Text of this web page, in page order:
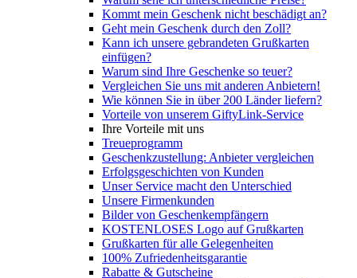
Kommt mein Geschenk nicht beschädigt an?
Geht mein Geschenk durch den Zoll?
Kann ich unsere gebrandeten Grußkarten
einfügen?
Warum sind Ihre Geschenke so teuer?
Vergleichen Sie uns mit anderen Anbietern!
Wie können Sie in über 200 Länder liefern?
Vorteile von unserem GiftyLink-Service
Ihre Vorteile mit uns
Treueprogramm
Geschenkzustellung: Anbieter vergleichen
Erfolgsgeschichten von Kunden
Unser Service macht den Unterschied
Unsere Firmenkunden
Bilder von Geschenkempfängern
KOSTENLOSES Logo auf Grußkarten
Grußkarten für alle Gelegenheiten
100% Zufriedenheitsgarantie
Rabatte & Gutscheine